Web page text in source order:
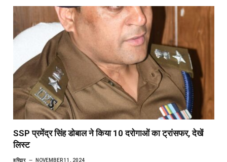
SSP प्रमेंद्र सिंह डोबाल ने किया 10 दरोगाओं का ट्रांसफर, देखें
लिस्ट
हरिद्वार NOVEMBER 11, 2024